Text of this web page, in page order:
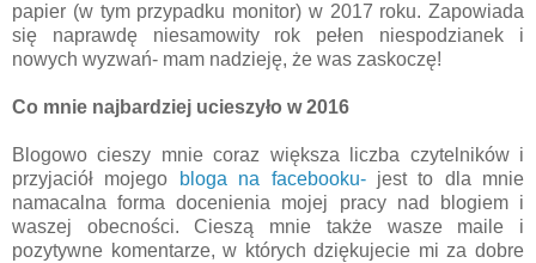
papier (w tym przypadku monitor) w 2017 roku. Zapowiada
się naprawdę niesamowity rok pełen niespodzianek i
nowych wyzwań- mam nadzieję, że was zaskoczę!
Co mnie najbardziej ucieszyło w 2016
Blogowo cieszy mnie coraz większa liczba czytelników i
przyjaciół mojego
bloga na facebooku-jest to dla mnie
namacalna forma docenienia mojej pracy nad blogiem i
waszej obecności. Cieszą mnie także wasze maile i
pozytywne komentarze, w których dziękujecie mi za dobre